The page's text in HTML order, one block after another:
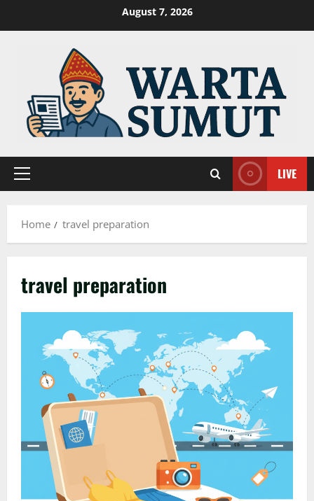
August 7, 2026
Primary
LIVE
Home travel preparation
travel preparation